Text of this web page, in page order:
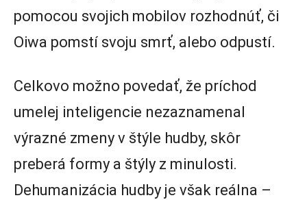
pomocou svojich mobilov rozhodnúť, či
Oiwa pomstí svoju smrť, alebo odpustí.
Celkovo možno povedať, že príchod
umelej inteligencie nezaznamenal
výrazné zmeny v štýle hudby, skôr
preberá formy a štýly z minulosti.
Dehumanizácia hudby je však reálna –